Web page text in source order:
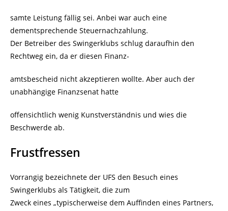
samte Leistung fällig sei. Anbei war auch eine
dementsprechende Steuernachzahlung.
Der Betreiber des Swingerklubs schlug daraufhin den
Rechtweg ein, da er diesen Finanz-
amtsbescheid nicht akzeptieren wollte. Aber auch der
unabhängige Finanzsenat hatte
offensichtlich wenig Kunstverständnis und wies die
Beschwerde ab.
Frustfressen
Vorrangig bezeichnete der UFS den Besuch eines
Swingerklubs als Tätigkeit, die zum
Zweck eines „typischerweise dem Auffinden eines Partners,